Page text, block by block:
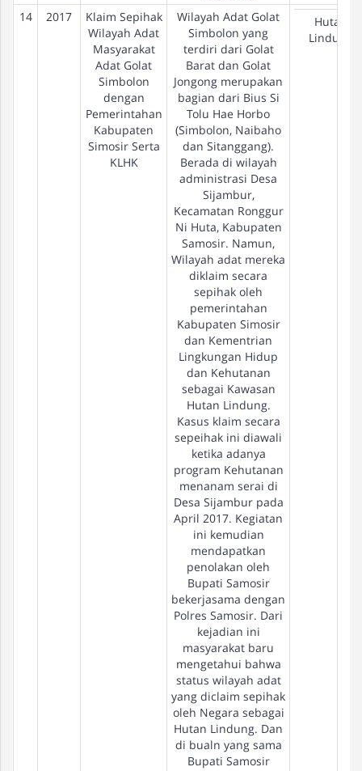
14 2017
Klaim Sepihak
Wilayah Adat
Masyarakat
Adat Golat
Simbolon
dengan
Pemerintahan
Kabupaten
Simosir Serta
KLHK
Wilayah Adat Golat
Simbolon yang
terdiri dari Golat
Barat dan Golat
Jongong merupakan
bagian dari Bius Si
Tolu Hae Horbo
(Simbolon, Naibaho
dan Sitanggang).
Berada di wilayah
administrasi Desa
Sijambur,
Kecamatan Ronggur
Ni Huta, Kabupaten
Samosir. Namun,
Wilayah adat mereka
diklaim secara
sepihak oleh
pemerintahan
Kabupaten Simosir
dan Kementrian
Lingkungan Hidup
dan Kehutanan
sebagai Kawasan
Hutan Lindung.
Kasus klaim secara
sepeihak ini diawali
ketika adanya
program Kehutanan
menanam serai di
Desa Sijambur pada
April 2017. Kegiatan
ini kemudian
mendapatkan
penolakan oleh
Bupati Samosir
bekerjasama dengan
Polres Samosir. Dari
kejadian ini
masyarakat baru
mengetahui bahwa
status wilayah adat
yang diclaim sepihak
oleh Negara sebagai
Hutan Lindung. Dan
di bualn yang sama
Bupati Samosir
Hutan
Lindung